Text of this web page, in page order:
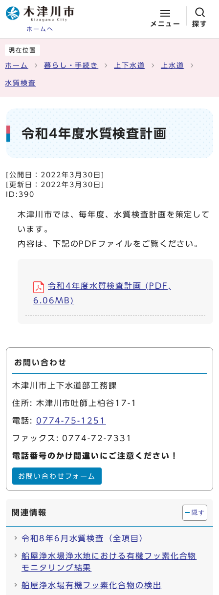
ホームへ
メニュー 探す
現在位置
ホーム 暮らし・手続き 上下水道 上水道
水質検査
令和4年度水質検査計画
[公開日： 2022年3月30日
[更新日： 2022年3月30日
ID:390
木津川市では、毎年度、水質検査計画を策定して
います。
内容は、下記のPDFファイルをご覧ください。
令和4年度水質検査計画 (PDF,
6.06MB)
お問い合わせ
木津川市上下水道部工務課
住所: 木津川市吐師上柏谷17-1
電話: 0774-75-1251
ファックス: 0774-72-7331
電話番号のかけ間違いにご注意ください！
お問い合わせフォーム
関連情報 隠す
令和8年6月水質検査（全項目）
船屋浄水場浄水地における有機フッ素化合物
モニタリング結果
船屋浄水場有機フッ素化合物の検出